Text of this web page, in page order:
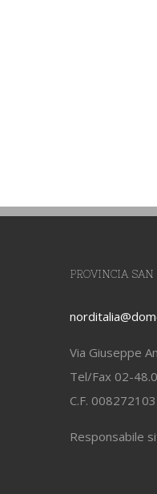
PROVINCIA
Via Giuseppe
Tel/Fax 02-
C.F.
Responsabile